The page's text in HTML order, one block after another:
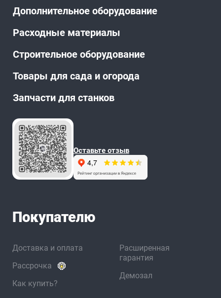
Дополнительное оборудование
Расходные материалы
Строительное оборудование
Товары для сада и огорода
Запчасти для станков
Оставьте отзыв
Покупателю
Доставка и оплата
Рассрочка
Как купить?
Расширенная
гарантия
Демозал